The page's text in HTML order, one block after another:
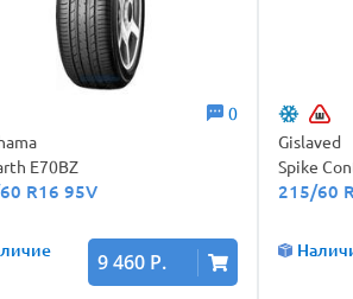
0
E70BZ
R16 95V
9 460 Р.
Gislaved
Spike
215/60